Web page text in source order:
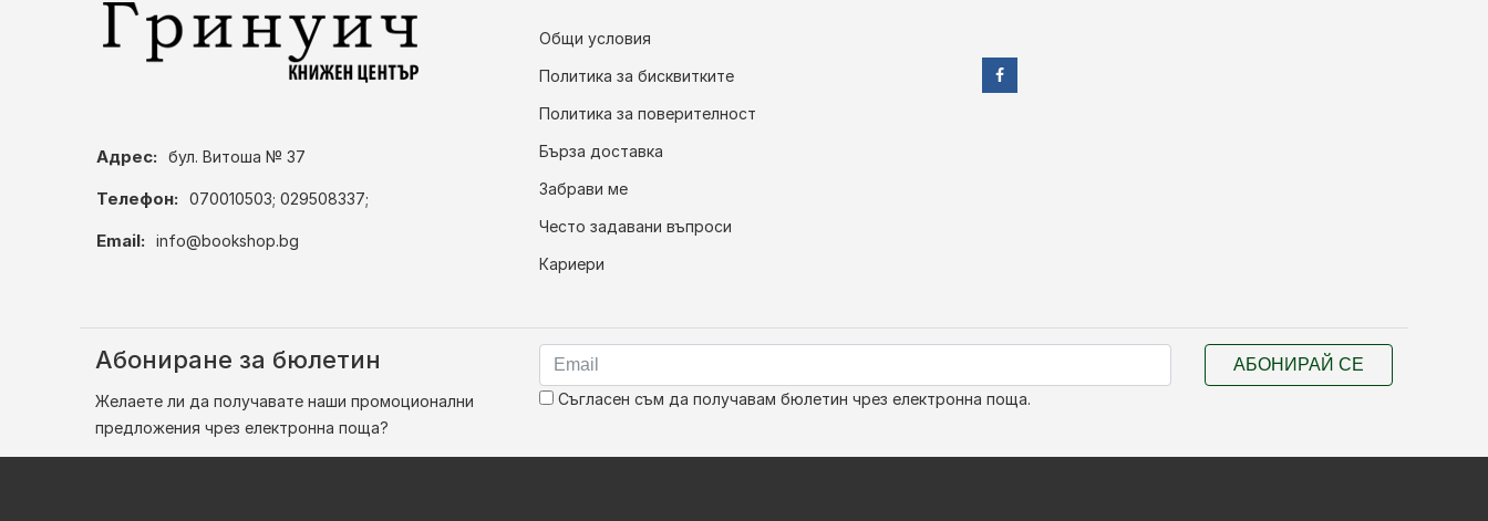
Адрес: бул. Витоша № 37
Телефон: 070010503; 029508337;
Email: info@bookshop.bg
Общи условия
Политика за бисквитките
Политика за поверителност
Бърза доставка
Забрави ме
Често задавани въпроси
Кариери
Абониране за бюлетин
Желаете ли да получавате наши промоционални
предложения чрез електронна поща?
Съгласен съм да получавам бюлетин чрез електронна поща.
АБОНИРАЙ СЕ